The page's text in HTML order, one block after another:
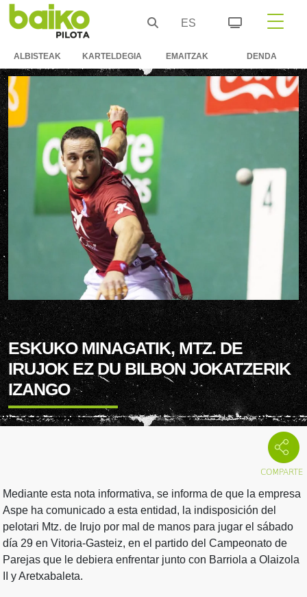
ES
ALBISTEAK KARTELDEGIA EMAITZAK DENDA
ESKUKO MINAGATIK, MTZ. DE
IRUJOK EZ DU BILBON JOKATZERIK
IZANGO
Mediante esta nota informativa, se informa de que la empresa
Aspe ha comunicado a esta entidad, la indisposición del
pelotari Mtz. de Irujo por mal de manos para jugar el sábado
día 29 en Vitoria-Gasteiz, en el partido del Campeonato de
Parejas que le debiera enfrentar junto con Barriola a Olaizola
II y Aretxabaleta.